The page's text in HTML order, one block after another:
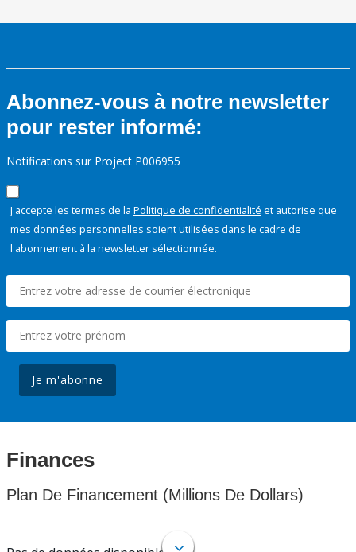
Abonnez-vous à notre newsletter
pour rester informé:
Notifications sur Project P006955
J'accepte les termes de la Politique de confidentialité et autorise que
mes données personnelles soient utilisées dans le cadre de
l'abonnement à la newsletter sélectionnée.
Je m'abonne
Finances
Plan De Financement (Millions De Dollars)